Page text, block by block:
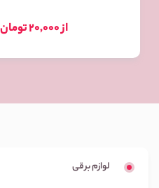
از 20,000 تومان
لوازم برقی